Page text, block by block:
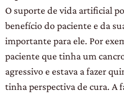
O suporte de vida artificial
benefício do paciente e da
importante para ele. Por
paciente que tinha um
agressivo e estava a fazer
tinha perspectiva de cura. A